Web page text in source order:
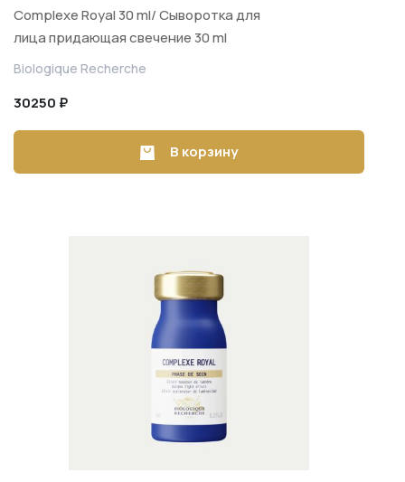
Complexe Royal 30 ml/ Сыворотка для
лица придающая свечение 30 ml
Biologique Recherche
30250 ₽
В корзину